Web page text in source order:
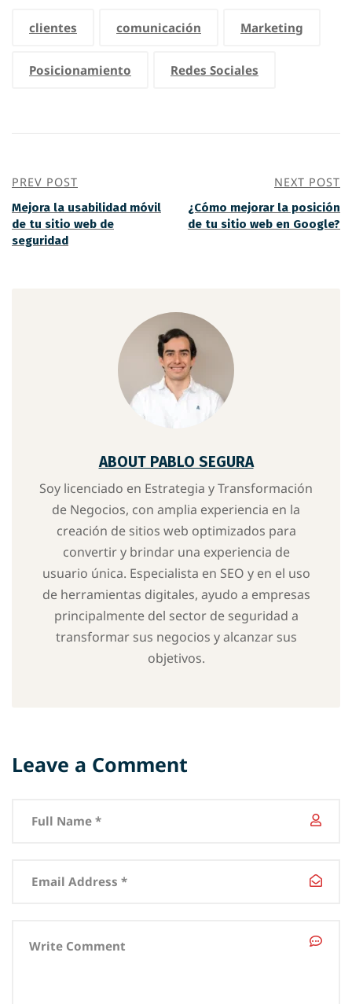
clientes comunicación Marketing
Posicionamiento Redes Sociales
PREV POST
Mejora la usabilidad móvil
de tu sitio web de
seguridad
NEXT POST
¿Cómo mejorar la posición
de tu sitio web en Google?
ABOUT PABLO SEGURA
Soy licenciado en Estrategia y Transformación
de Negocios, con amplia experiencia en la
creación de sitios web optimizados para
convertir y brindar una experiencia de
usuario única. Especialista en SEO y en el uso
de herramientas digitales, ayudo a empresas
principalmente del sector de seguridad a
transformar sus negocios y alcanzar sus
objetivos.
Leave a Comment